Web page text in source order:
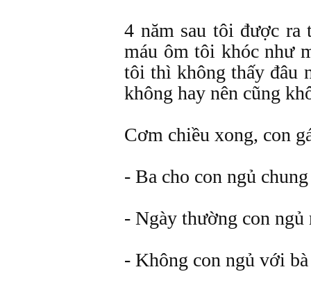
4 năm sau tôi được ra
máu ôm tôi khóc như
tôi thì không thấy đâu
không hay nên cũng
Cơm chiều xong, con
- Ba cho con ngủ
- Ngày thường con ngủ
- Không con ngủ với